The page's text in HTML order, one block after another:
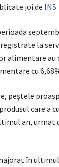
joi de INS.
la
alimentare au
cu
peștele
care a
an, urmat
în ultimul